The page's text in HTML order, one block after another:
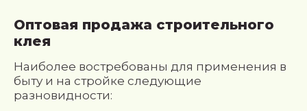
Оптовая продажа строительного
клея
Наиболее востребованы для применения в
быту и на стройке следующие
разновидности: